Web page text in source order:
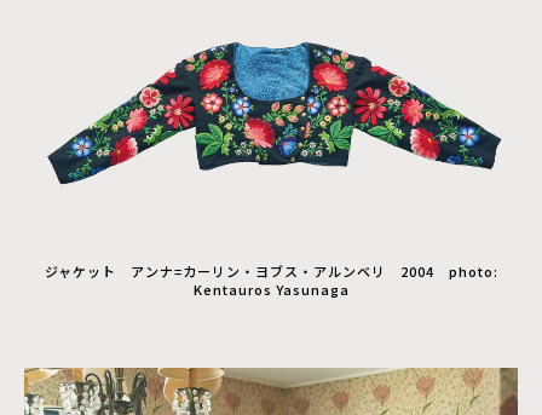
ジャケット アンナ=カーリン・ヨブス・アルンベリ 2004 photo:
Kentauros Yasunaga